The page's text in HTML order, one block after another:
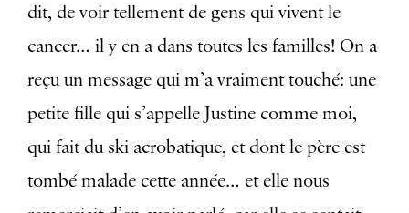
dit, de voir tellement de gens qui vivent le
cancer… il y en a dans toutes les familles! On a
reçu un message qui m’a vraiment touché: une
petite fille qui s’appelle Justine comme moi,
qui fait du ski acrobatique, et dont le père est
tombé malade cette année… et elle nous